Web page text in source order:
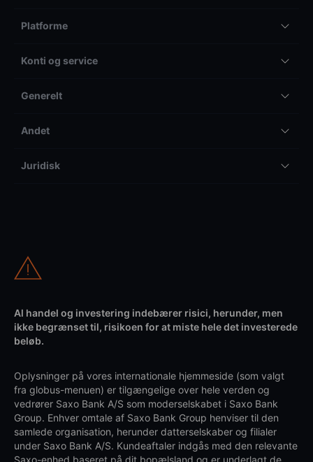
Platforme
Konti og service
Generelt
Andet
Juridisk
Al handel og investering indebærer risici, herunder, men
ikke begrænset til, risikoen for at miste hele det investerede
beløb.
Oplysninger på vores internationale hjemmeside (som valgt
fra globus-menuen) er tilgængelige over hele verden og
vedrører Saxo Bank A/S som moderselskabet i Saxo Bank
Group. Enhver omtale af Saxo Bank Group henviser til den
samlede organisation, herunder datterselskaber og filialer
under Saxo Bank A/S. Kundeaftaler indgås med den relevante